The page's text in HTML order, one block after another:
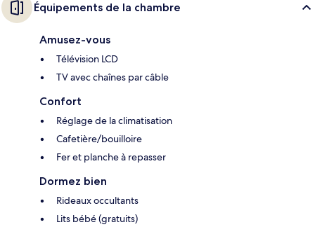
Équipements de la chambre
Amusez-vous
Télévision LCD
TV avec chaînes par câble
Confort
Réglage de la climatisation
Cafetière/bouilloire
Fer et planche à repasser
Dormez bien
Rideaux occultants
Lits bébé (gratuits)